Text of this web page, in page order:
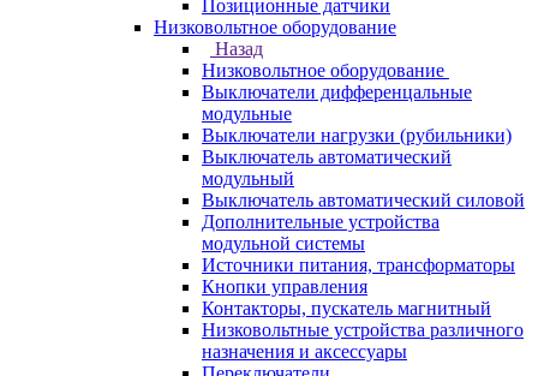
Позиционные датчики
Низковольтное оборудование
Назад
Низковольтное оборудование
Выключатели дифференцальные
модульные
Выключатели нагрузки (рубильники)
Выключатель автоматический
модульный
Выключатель автоматический силовой
Дополнительные устройства
модульной системы
Источники питания, трансформаторы
Кнопки управления
Контакторы, пускатель магнитный
Низковольтные устройства различного
назначения и аксессуары